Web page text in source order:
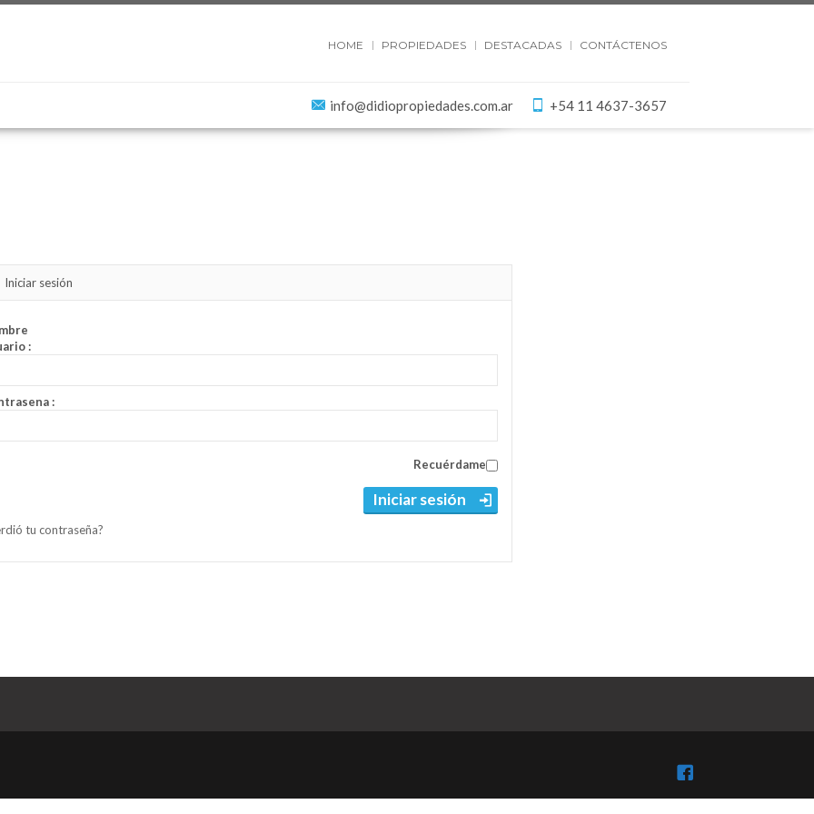
HOME PROPIEDADES DESTACADAS CONTÁCTENOS
+54 11 4637-3657
info@didiopropiedades.com.ar
Iniciar sesión
:
:
Recuérdame
Iniciar sesión
tu contraseña?
Facebook